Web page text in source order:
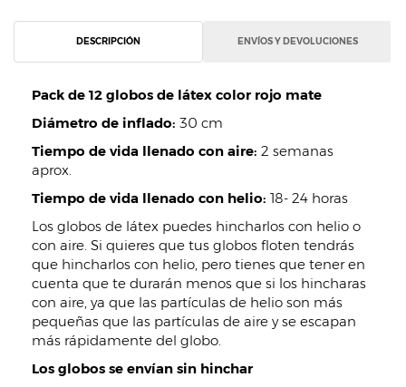
DESCRIPCIÓN ENVÍOS Y DEVOLUCIONES
Pack de 12 globos de látex color rojo mate
Diámetro de inflado: 30 cm
Tiempo de vida llenado con aire: 2 semanas
aprox.
Tiempo de vida llenado con helio: 18- 24 horas
Los globos de látex puedes hincharlos con helio o
con aire. Si quieres que tus globos floten tendrás
que hincharlos con helio, pero tienes que tener en
cuenta que te durarán menos que si los hincharas
con aire, ya que las partículas de helio son más
pequeñas que las partículas de aire y se escapan
más rápidamente del globo.
Los globos se envían sin hinchar